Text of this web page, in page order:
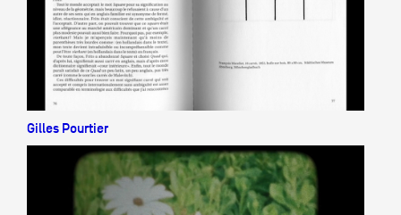
Gilles Pourtier